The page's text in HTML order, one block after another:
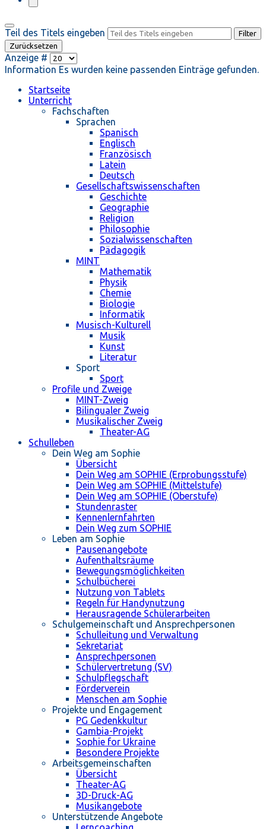
Teil des Titels eingeben
Filter
Zurücksetzen
Anzeige #
Information Es wurden keine passenden Einträge gefunden.
Startseite
Unterricht
Fachschaften
Sprachen
Spanisch
Englisch
Französisch
Latein
Deutsch
Gesellschaftswissenschaften
Geschichte
Geographie
Religion
Philosophie
Sozialwissenschaften
Pädagogik
MINT
Mathematik
Physik
Chemie
Biologie
Informatik
Musisch-Kulturell
Musik
Kunst
Literatur
Sport
Sport
Profile und Zweige
MINT-Zweig
Bilingualer Zweig
Musikalischer Zweig
Theater-AG
Schulleben
Dein Weg am Sophie
Übersicht
Dein Weg am SOPHIE (Erprobungsstufe)
Dein Weg am SOPHIE (Mittelstufe)
Dein Weg am SOPHIE (Oberstufe)
Stundenraster
Kennenlernfahrten
Dein Weg zum SOPHIE
Leben am Sophie
Pausenangebote
Aufenthaltsräume
Bewegungsmöglichkeiten
Schulbücherei
Nutzung von Tablets
Regeln für Handynutzung
Herausragende Schülerarbeiten
Schulgemeinschaft und Ansprechpersonen
Schulleitung und Verwaltung
Sekretariat
Ansprechpersonen
Schülervertretung (SV)
Schulpflegschaft
Förderverein
Menschen am Sophie
Projekte und Engagement
PG Gedenkkultur
Gambia-Projekt
Sophie for Ukraine
Besondere Projekte
Arbeitsgemeinschaften
Übersicht
Theater-AG
3D-Druck-AG
Musikangebote
Unterstützende Angebote